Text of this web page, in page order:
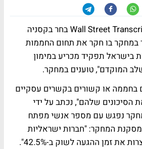
גוף מחקר בשם ה-Wall Street Transcript בחר בקסניה
במחקר בו חקר את תחום החממות
בישראל תפקיד מכריע במימון
המוקדם", טוענים במחקר.
בחממה או קשורים בקשרים עסקיים
הסיכונים שלהם", נכתב על ידי
נפגש עם מספר אנשי מפתח
המחקר: "חברות ישראליות
את זמן ההגעה לשוק ב-42.5%".